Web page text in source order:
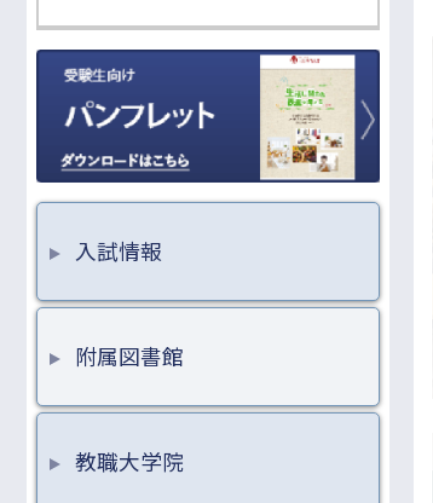
入試情報
附属図書館
教職大学院